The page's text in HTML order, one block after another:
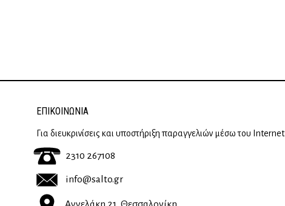
ΕΠΙΚΟΙΝΩΝΊΑ
Για διευκρινίσεις και υποστήριξη παραγγελιών μέσω του Internet
2310 267108
info@salto.gr